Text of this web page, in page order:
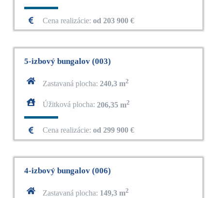
Cena realizácie:od 203 900 €
5-izbový bungalov (003)
Zastavaná plocha: 240,3 m2
Úžitková plocha: 206,35 m2
Cena realizácie:od 299 900 €
4-izbový bungalov (006)
Zastavaná plocha: 149,3 m2